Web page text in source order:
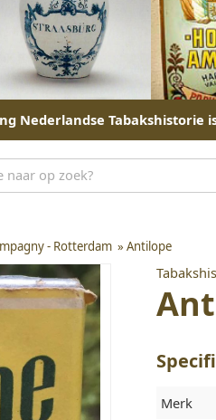
Nederlandse Tabakshistorie
- Rotterdam » Antilope
Merk